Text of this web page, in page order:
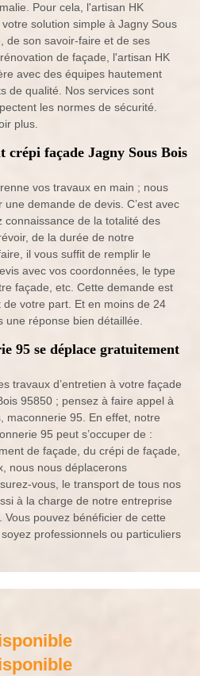
Pour cela, l'artisan HK
solution simple à Jagny Sous
de son savoir-faire et de ses
de façade, l'artisan HK
avec des équipes hautement
de qualité. Nos services sont
les normes de sécurité.
plus.
crépi façade Jagny Sous Bois
vos travaux en main ; nous
demande de devis. C’est avec
de la totalité des
de la durée de notre
il vous suffit de remplir le
avec vos coordonnées, le type
façade, etc. Cette demande est
votre part. Et en moins de 24
une réponse bien détaillée.
95 se déplace gratuitement
travaux d’entretien à votre façade
95850 ; pensez à faire appel à
maconnerie 95. En effet, notre
95 peut s’occuper de :
de façade, du crépi de façade,
nous nous déplacerons
vous, le transport de tous nos
à la charge de notre entreprise
Vous pouvez bénéficier de cette
professionnels ou particuliers